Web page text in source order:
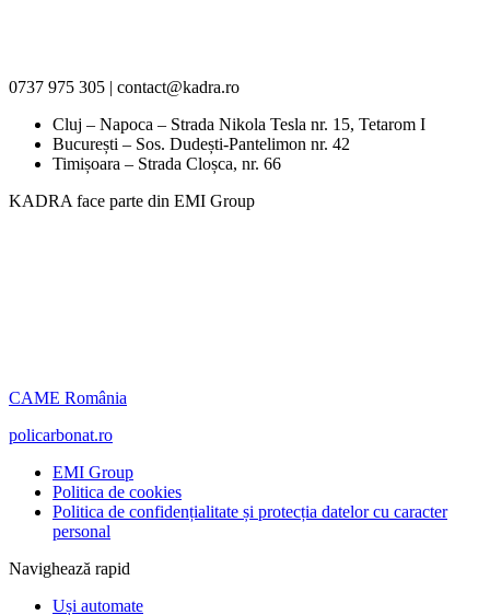
0737 975 305 | contact@kadra.ro
Cluj – Napoca – Strada Nikola Tesla nr. 15, Tetarom I
București – Sos. Dudești-Pantelimon nr. 42
Timișoara – Strada Cloșca, nr. 66
KADRA face parte din EMI Group
CAME România
policarbonat.ro
EMI Group
Politica de cookies
Politica de confidențialitate și protecția datelor cu caracter
personal
Navighează rapid
Uși automate